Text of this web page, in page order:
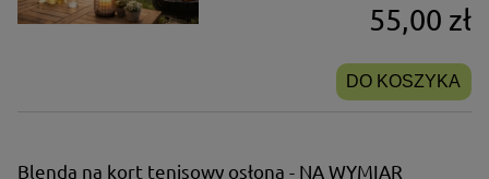
55,00 zł
DO KOSZYKA
Blenda na kort tenisowy osłona - NA WYMIAR